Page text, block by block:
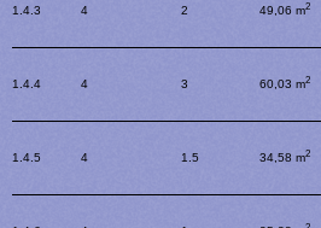
1.4.3 4 2 49,06 m2
1.4.4 4 3 60,03 m2
1.4.5 4 1.5 34,58 m2